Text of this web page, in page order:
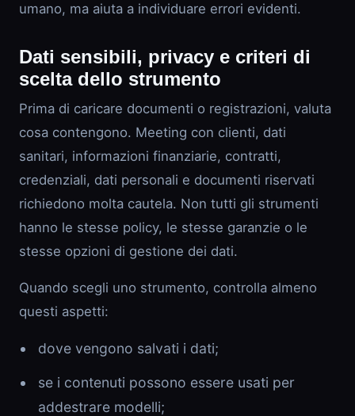
umano, ma aiuta a individuare errori evidenti.
Dati sensibili, privacy e criteri di
scelta dello strumento
Prima di caricare documenti o registrazioni, valuta
cosa contengono. Meeting con clienti, dati
sanitari, informazioni finanziarie, contratti,
credenziali, dati personali e documenti riservati
richiedono molta cautela. Non tutti gli strumenti
hanno le stesse policy, le stesse garanzie o le
stesse opzioni di gestione dei dati.
Quando scegli uno strumento, controlla almeno
questi aspetti:
dove vengono salvati i dati;
se i contenuti possono essere usati per
addestrare modelli;